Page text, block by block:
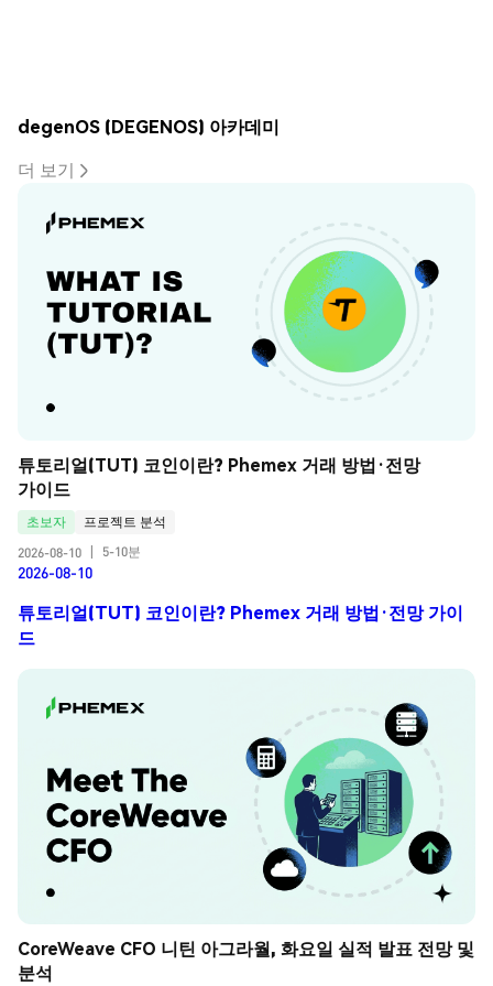
degenOS (DEGENOS) 아카데미
더 보기
튜토리얼(TUT) 코인이란? Phemex 거래 방법·전망
가이드
초보자
프로젝트 분석
2026-08-10
5-10분
2026-08-10
튜토리얼(TUT) 코인이란? Phemex 거래 방법·전망 가이
드
CoreWeave CFO 니틴 아그라월, 화요일 실적 발표 전망 및
분석